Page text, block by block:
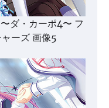
ダ・カーポ4〜 フ
ーズ 画像5